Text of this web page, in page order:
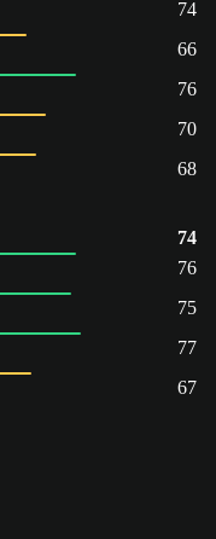
74
66
76
70
68
74
76
75
77
67